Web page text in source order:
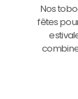
Nos
fêtes